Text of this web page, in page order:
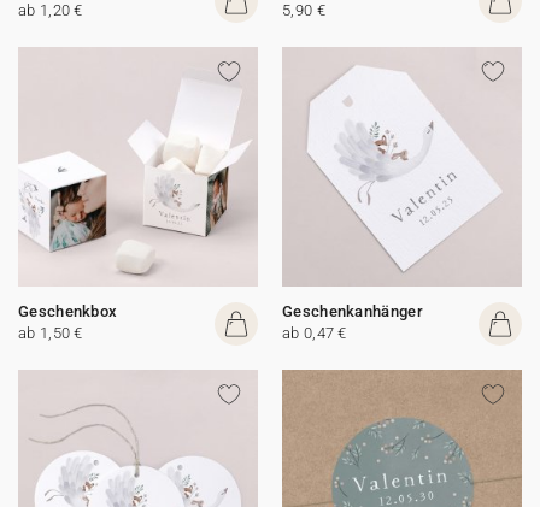
ab 1,20 €
5,90 €
Geschenkbox
ab 1,50 €
Geschenkanhänger
ab 0,47 €